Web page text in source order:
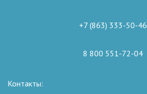
+7 (863) 333-50-46
8 800 551-72-04
Контакты: